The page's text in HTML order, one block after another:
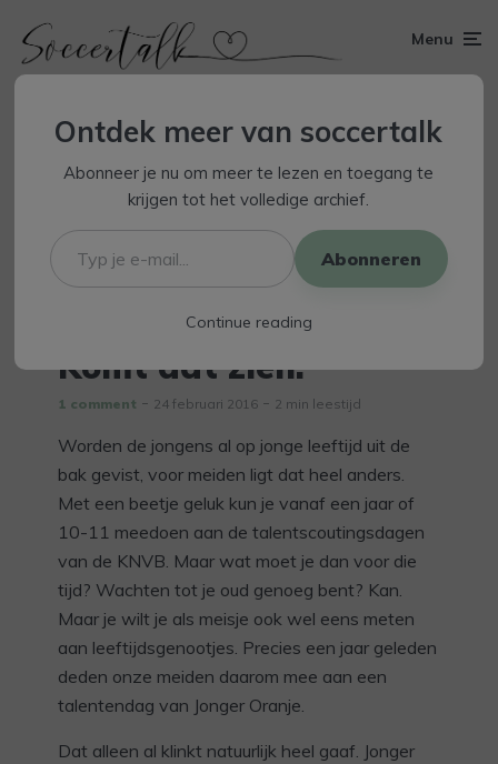
Menu
Komt dat zien!
1 comment 24 februari 2016 2 min leestijd
Worden de jongens al op jonge leeftijd uit de
bak gevist, voor meiden ligt dat heel anders.
Met een beetje geluk kun je vanaf een jaar of
10-11 meedoen aan de talentscoutingsdagen
van de KNVB. Maar wat moet je dan voor die
tijd? Wachten tot je oud genoeg bent? Kan.
Maar je wilt je als meisje ook wel eens meten
aan leeftijdsgenootjes. Precies een jaar geleden
deden onze meiden daarom mee aan een
talentendag van Jonger Oranje.
Dat alleen al klinkt natuurlijk heel gaaf. Jonger
Ontdek meer van soccertalk
Abonneer je nu om meer te lezen en toegang te
krijgen tot het volledige archief.
Typ
je
e-
mail...
Abonneren
Continue reading